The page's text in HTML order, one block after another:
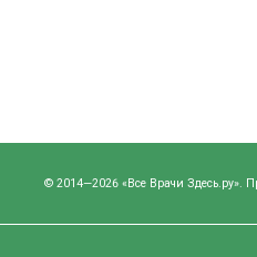
© 2014—2026 «Все Врачи Здесь.ру».